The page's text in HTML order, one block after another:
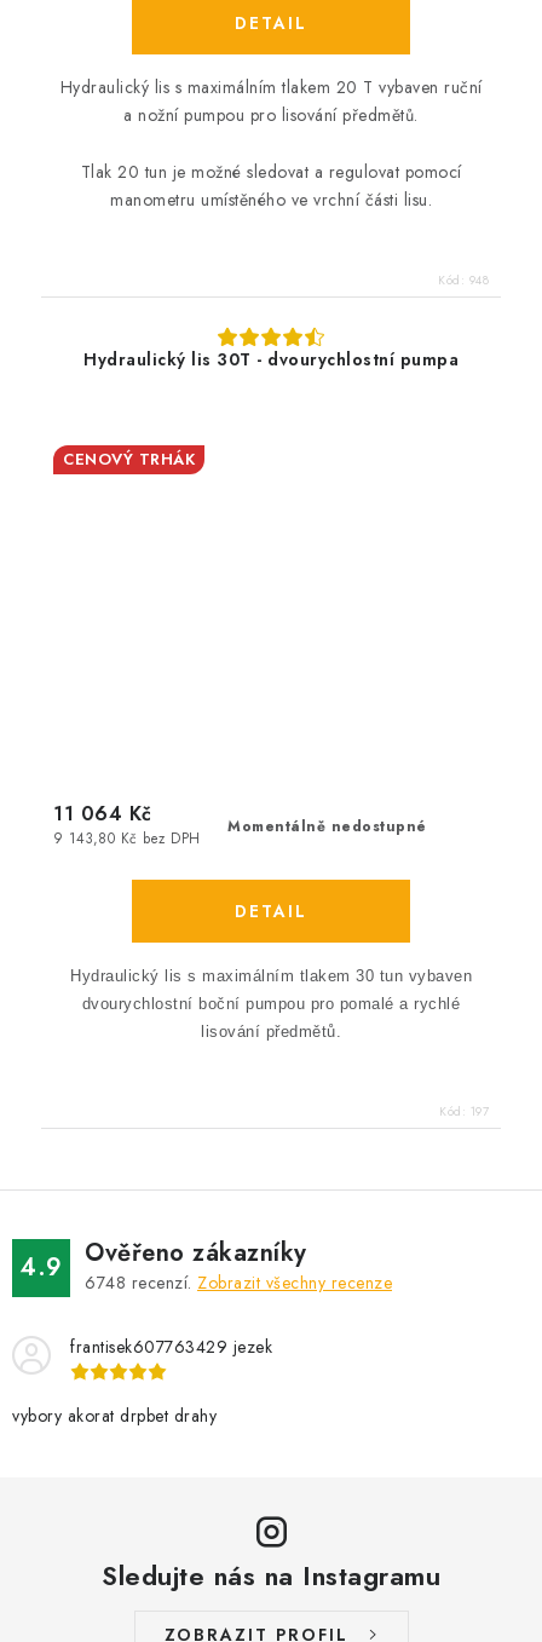
Hydraulický lis s maximálním tlakem 20 T vybaven ruční
a nožní pumpou pro lisování předmětů.
Tlak 20 tun je možné sledovat a regulovat pomocí
manometru umístěného ve vrchní části lisu.
Kód: 948
Hydraulický lis 30T - dvourychlostní pumpa
CENOVÝ TRHÁK
Momentálně nedostupné
9 143,80 Kč bez DPH
11 064 Kč
Hydraulický lis s maximálním tlakem 30 tun vybaven
dvourychlostní boční pumpou pro pomalé a rychlé
lisování předmětů.
Kód: 197
4.9 Ověřeno zákazníky
6748 recenzí. Zobrazit všechny recenze
frantisek607763429 jezek
vybory akorat drpbet drahy
Sledujte nás na Instagramu
ZOBRAZIT PROFIL